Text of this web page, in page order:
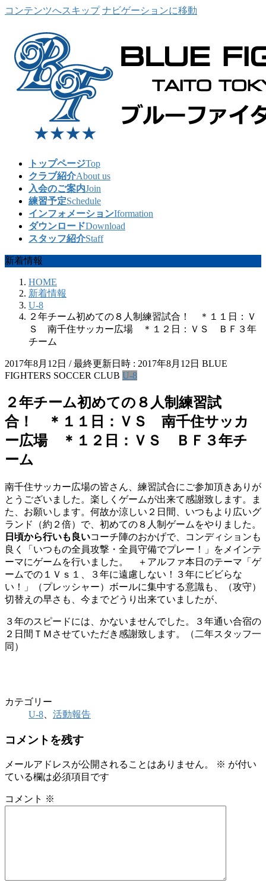
コンテンツへスキップ ナビゲーションに移動
トップページTop
クラブ紹介About us
入会のご案内Join
練習予定Schedule
インフォメーションIformation
ダウンロードDownload
スタッフ紹介Staff
新着情報
HOME
新着情報
U-8
２年チーム初めての８人制練習試合！ ＊１１日：Ｖ
Ｓ 南千住サッカー広場 ＊１２日：ＶＳ ＢＦ３年
チーム
2017年8月12日 / 最終更新日時 : 2017年8月12日 BLUE
FIGHTERS SOCCER CLUB U-8
２年チーム初めての８人制練習試
合！ ＊１１日：ＶＳ 南千住サッカ
ー広場 ＊１２日：ＶＳ ＢＦ３年チ
ーム
南千住サッカー広場の皆さん、練習試合にご参加頂きありが
とうございました。楽しくゲームが出来て感謝致します。ま
た、お願いします。何故か涼しい２日間、いつもより広いグ
ランド（約２倍）で、初めての８人制ゲームをやりました。
日頃から行いも良いコーチ陣のおかげで、コンディションも
良く「いつもの全員攻撃・全員守備でプレー！」をメインテ
ーマにゲームを行いました。 ＋アルファ本日のテーマ「ゲ
ームでの１Ｖｓ１、３年に遠慮しない！３年にビビらな
い！」（プレッシャー）ボールに集中する意識も、（攻守）
切替えの早さも、今までどうり出来ていましたが、
３年のスピードには、かないませんでした。３年通い合宿の
２日間ＴＭさせていただき感謝致します。（二年スタッフ一
同）
カテゴリー
U-8
活動報告
コメントを残す
メールアドレスが公開されることはありません。 ※ が付い
ている欄は必須項目です
コメント ※